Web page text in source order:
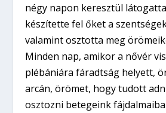
négy napon keresztül
készítette fel őket a
valamint osztotta meg
Minden nap, amikor a nővér
plébániára fáradtság helyett,
arcán, örömet, hogy tudott
osztozni betegeink